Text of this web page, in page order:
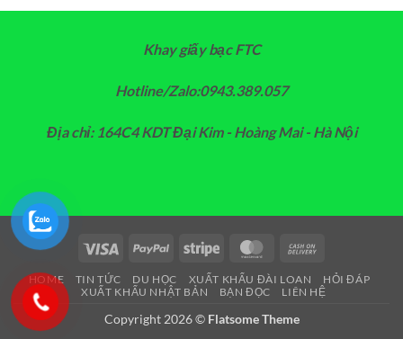
Khay giấy bạc FTC
Hotline/Zalo:0943.389.057
Địa chỉ: 164C4 KDT Đại Kim - Hoàng Mai - Hà Nội
Visa PayPal Stripe MasterCard
Delivery
HOME TIN TỨC DU HỌC XUẤT KHẨU ĐÀI LOAN
HỎI ĐÁP
XUẤT KHẨU NHẬT BẢN
BẠN ĐỌC LIÊN HỆ
Copyright 2026 © Flatsome Theme